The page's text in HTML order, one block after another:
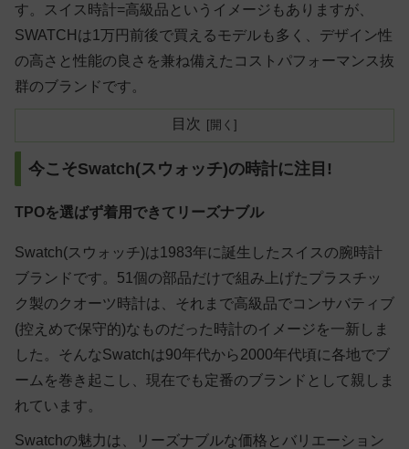
す。スイス時計=高級品というイメージもありますが、
SWATCHは1万円前後で買えるモデルも多く、デザイン性
の高さと性能の良さを兼ね備えたコストパフォーマンス抜
群のブランドです。
目次
今こそSwatch(スウォッチ)の時計に注目!
TPOを選ばず着用できてリーズナブル
Swatch(スウォッチ)は1983年に誕生したスイスの腕時計
ブランドです。51個の部品だけで組み上げたプラスチッ
ク製のクオーツ時計は、それまで高級品でコンサバティブ
(控えめで保守的)なものだった時計のイメージを一新しま
した。そんなSwatchは90年代から2000年代頃に各地でブ
ームを巻き起こし、現在でも定番のブランドとして親しま
れています。
Swatchの魅力は、リーズナブルな価格とバリエーション